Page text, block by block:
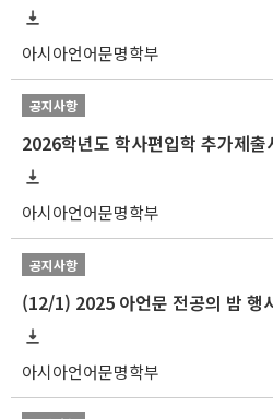
아시아언어문명학부
공지사항
2026학년도 학사편입학 추가제
아시아언어문명학부
공지사항
(12/1) 2025 아언문 전공의 밤 행
아시아언어문명학부